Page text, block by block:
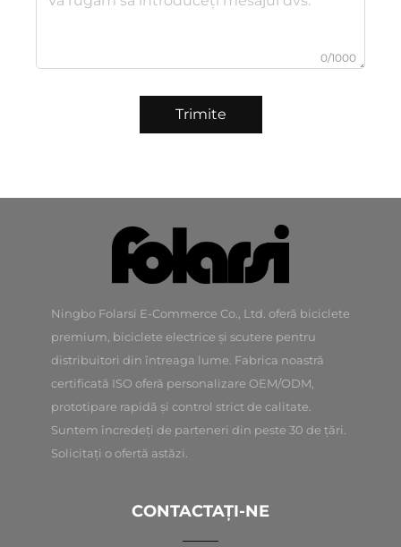
0/1000
Trimite
Ningbo Folarsi E-Commerce Co., Ltd. oferă biciclete
premium, biciclete electrice și scutere pentru
distribuitori din întreaga lume. Fabrica noastră
certificată ISO oferă personalizare OEM/ODM,
prototipare rapidă și control strict de calitate.
Suntem încredeți de parteneri din peste 30 de țări.
Solicitați o ofertă astăzi.
CONTACTAȚI-NE